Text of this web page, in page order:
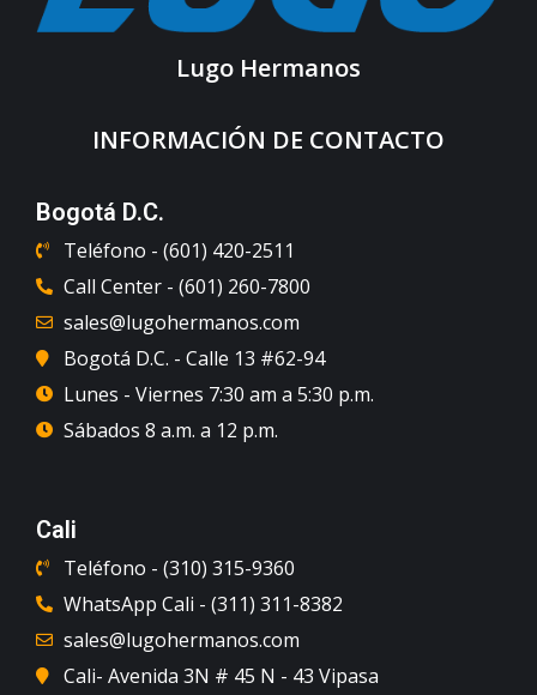
Lugo Hermanos
INFORMACIÓN DE CONTACTO
Bogotá D.C.
Teléfono - (601) 420-2511
Call Center - (601) 260-7800
sales@lugohermanos.com
Bogotá D.C. - Calle 13 #62-94
Lunes - Viernes 7:30 am a 5:30 p.m.
Sábados 8 a.m. a 12 p.m.
Cali
Teléfono - (310) 315-9360
WhatsApp Cali - (311) 311-8382
sales@lugohermanos.com
Cali- Avenida 3N # 45 N - 43 Vipasa